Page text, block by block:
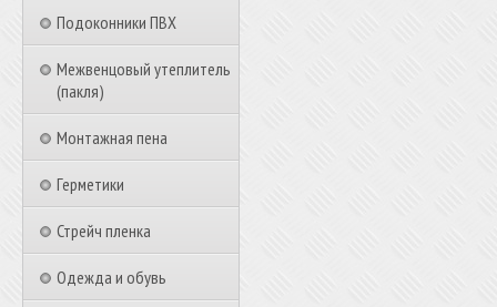
Подоконники ПВХ
Межвенцовый утеплитель
(пакля)
Монтажная пена
Герметики
Стрейч пленка
Одежда и обувь